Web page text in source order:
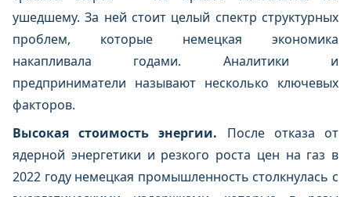
ушедшему. За ней стоит целый спектр структурных
проблем, которые немецкая экономика
накапливала годами. Аналитики и
предприниматели называют несколько ключевых
факторов.
Высокая стоимость энергии. После отказа от
ядерной энергетики и резкого роста цен на газ в
2022 году немецкая промышленность столкнулась с